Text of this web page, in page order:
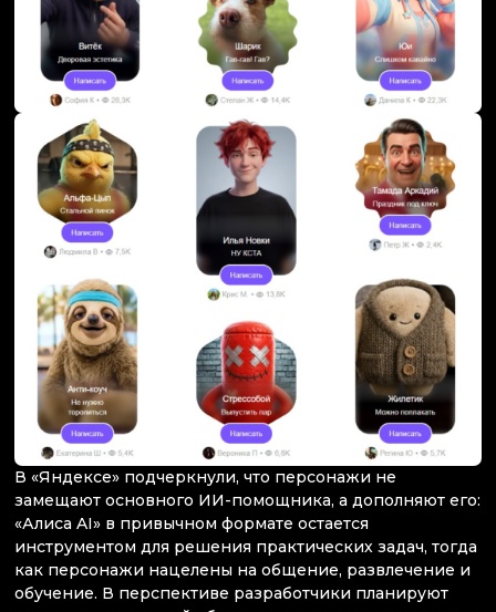
В «Яндексе» подчеркнули, что персонажи не
замещают основного ИИ-помощника, а дополняют его:
«Алиса AI» в привычном формате остается
инструментом для решения практических задач, тогда
как персонажи нацелены на общение, развлечение и
обучение. В перспективе разработчики планируют